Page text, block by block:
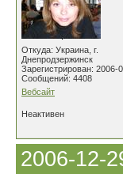
Откуда: Украина, г.
Днепродзержинск
Зарегистрирован: 2006-
Сообщений: 4408
Вебсайт
Неактивен
2006-12-